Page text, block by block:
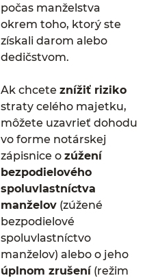
počas manželstva
okrem toho, ktorý ste
získali darom alebo
dedičstvom.
Ak chceteznížiť riziko
straty celého majetku,
môžete uzavrieť dohodu
vo forme notárskej
zápisnice ozúžení
bezpodielového
spoluvlastníctva
manželov (zúžené
bezpodielové
spoluvlastníctvo
manželov) alebo o jeho
úplnom zrušení(režim